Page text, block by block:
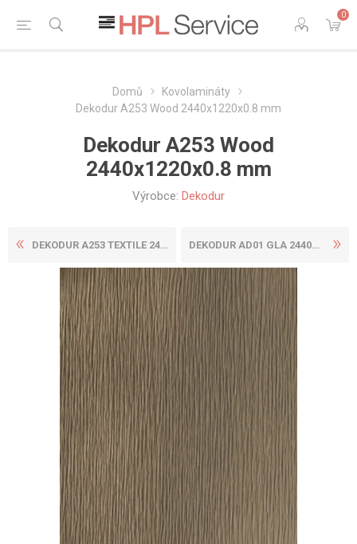
0
Domů
Kovolamináty
Dekodur A253 Wood 2440x1220x0.8 mm
Dekodur A253 Wood
2440x1220x0.8 mm
Výrobce: Dekodur
DEKODUR A253 TEXTILE 2440X1... DEKODUR AD01 GLA 2440X1220X...